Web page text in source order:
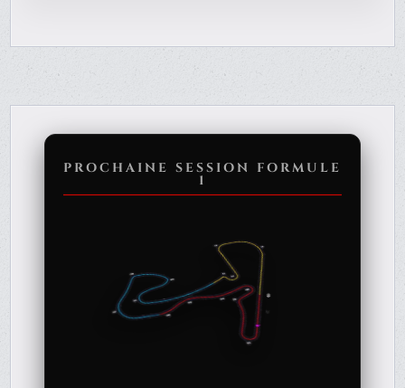
PROCHAINE SESSION FORMULE
1